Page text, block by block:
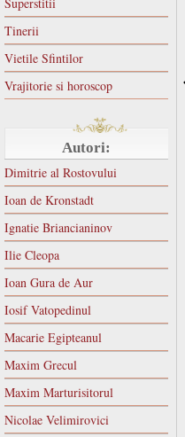
Tinerii
Vietile Sfintilor
Vrajitorie si horoscop
Autori:
Dimitrie al Rostovului
Ioan de Kronstadt
Ignatie Briancianinov
Ilie Cleopa
Ioan Gura de Aur
Iosif Vatopedinul
Macarie Egipteanul
Maxim Grecul
Maxim Marturisitorul
Nicolae Velimirovici